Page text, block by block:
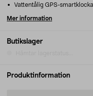
Butikslager
Vattentålig GPS-
Mer information
Produktinformation